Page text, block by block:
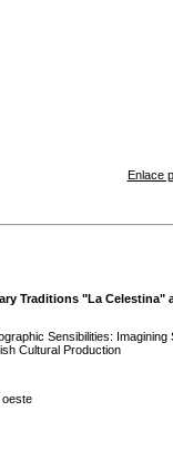
Enlace
Traditions "La Celestina"
Sensibilities:
Cultural Production
oeste